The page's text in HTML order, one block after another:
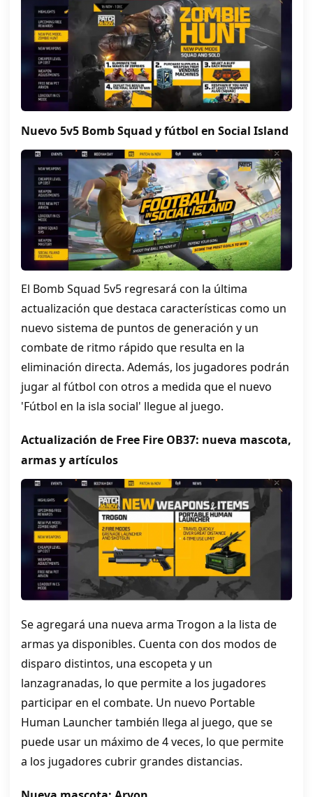
Nuevo 5v5 Bomb Squad y fútbol en Social Island
El Bomb Squad 5v5 regresará con la última
actualización que destaca características como un
nuevo sistema de puntos de generación y un
combate de ritmo rápido que resulta en la
eliminación directa. Además, los jugadores podrán
jugar al fútbol con otros a medida que el nuevo
'Fútbol en la isla social' llegue al juego.
Actualización de Free Fire OB37: nueva mascota,
armas y artículos
Se agregará una nueva arma Trogon a la lista de
armas ya disponibles. Cuenta con dos modos de
disparo distintos, una escopeta y un
lanzagranadas, lo que permite a los jugadores
participar en el combate. Un nuevo Portable
Human Launcher también llega al juego, que se
puede usar un máximo de 4 veces, lo que permite
a los jugadores cubrir grandes distancias.